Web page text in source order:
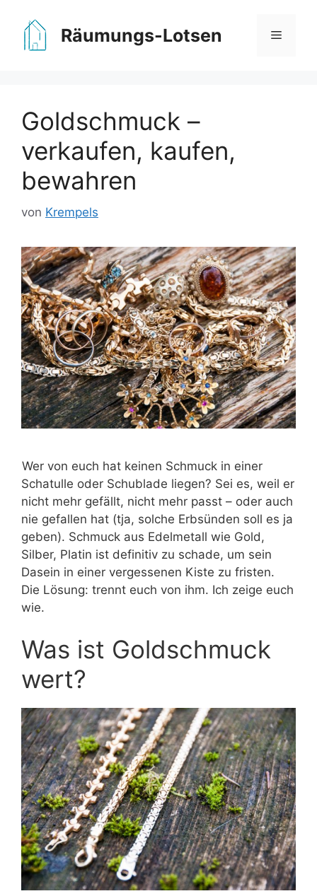
Inhalt
springen
Räumungs-Lotsen Menü
Goldschmuck –
verkaufen, kaufen,
bewahren
von Krempels
Wer von euch hat keinen Schmuck in einer
Schatulle oder Schublade liegen? Sei es, weil er
nicht mehr gefällt, nicht mehr passt – oder auch
nie gefallen hat (tja, solche Erbsünden soll es ja
geben). Schmuck aus Edelmetall wie Gold,
Silber, Platin ist definitiv zu schade, um sein
Dasein in einer vergessenen Kiste zu fristen.
Die Lösung: trennt euch von ihm. Ich zeige euch
wie.
Was ist Goldschmuck
wert?